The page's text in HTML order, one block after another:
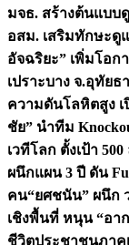
มจธ. สร้างต้นแบบ
อสม. เสริมทักษะดู
อัจฉริยะ” เพิ่มโอก
เปราะบาง จ.อุทัยธ
ความดันโลหิตสูง เ
ชัย” นำทีม
เวทีโลก ตั้งเป้า
ผนึกแผน 3 ปี ดัน
คน“ยศชนัน” ผนึก
เชิงพื้นที่ หนุน “อา
ชีวิตประชาชนภาค